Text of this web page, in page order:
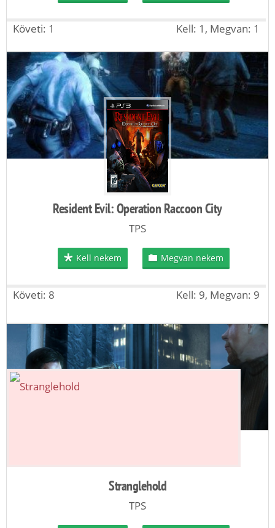
Követi: 1 Kell: 1, Megvan: 1
Resident Evil: Operation Raccoon City
TPS
Kell nekem Megvan nekem
Követi: 8 Kell: 9, Megvan: 9
Stranglehold
TPS